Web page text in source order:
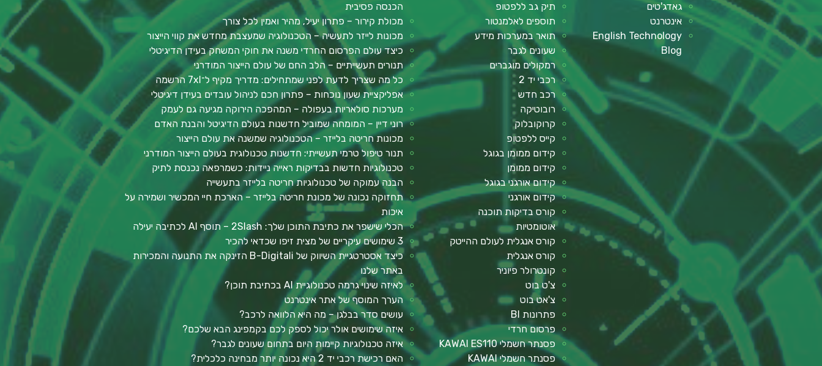
גאדג'טים
אינטרנט
English Technology
Blog
תיק גב ללפטופ
תוספים לאלמנטור
תואר במערכות מידע
שעונים לגבר
רמקולים מוגברים
רכבי יד 2
רכב חדש
רובוטיקה
קרוקובלוק
קייס ללפטופ
קידום ממומן בגוגל
קידום ממומן
קידום אורגני בגוגל
קידום אורגני
קורס בדיקות תוכנה
אוטומטיות
קורס אנגלית לעולם ההייטק
קורס אנגלית
קונטרולר פיוניר
צ'ט בוט
צ'אט בוט
פתרונות BI
פרסום חרדי
פסנתר חשמלי KAWAI ES110
פסנתר חשמלי KAWAI
הכנסה פסיבית
מכולת קירור – פתרון יעיל, מהיר ואמין לכל צורך
מכונות לייזר לתעשיה – הטכנולוגיה שמעצבת מחדש את קווי הייצור
כיצד עולם הפרסום החרדי משנה את חוקי המשחק בעידן הדיגיטלי
תנורים תעשייתיים – הלב החם של עולם הייצור המודרני
כל מה שצריך לדעת לפני שמתחילים: מדריך מקיף ל־7xl הרשמה
אפליקציית שעון נוכחות – פתרון חכם לניהול עובדים בעידן דיגיטלי
מערכות סולאריות בעפולה – המהפכה הירוקה מגיעה גם לעמק
רוני דיין – המומחה שמוביל חדשנות בעולם הדיגיטל והבנת האדם
מכונות חריטה בלייזר – הטכנולוגיה שמשנה את עולם הייצור
תנור טיפול טרמי תעשייתי: חדשנות טכנולוגית בעולם הייצור המודרני
טכנולוגיות חדשות בבדיקות ראייה ניידות: כשמרפאה נכנסת לתיק
הבנה עמוקה של טכנולוגיות חריטה בלייזר בתעשייה
תחזוקה נכונה של מכונת חריטה בלייזר – הארכת חיי המכשיר ושמירה על
איכות
הכלי שישפר את כתיבת התוכן שלך: 2Slash – תוסף AI לכתיבה יעילה
3 שימושים עיקריים של מצית זיפו שכדאי להכיר
כיצד אסטרטגיית השיווק של B-Digitali הזינקה את התנועה והמכירות
באתר שלנו
לאיזה שינוי גרמה טכנולוגיית AI בכתיבת תוכן?
הערך המוסף של אתר אינטרנט
עושים סדר בבלגן – מה היא הלוואה לרכב?
איזה שימושים אולר יכול לספק לכם בקמפינג הבא שלכם?
איזה טכנולוגיות קיימות היום בתחום שעונים לגבר?
האם רכישת רכבי יד 2 היא נכונה יותר מבחינה כלכלית?